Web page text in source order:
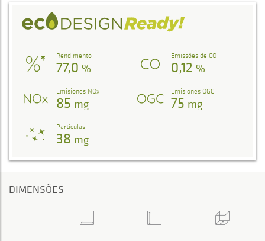
Rendimento
77,0 %
Emissões de CO
0,12 %
Emisiones NOx
85 mg
Emisiones OGC
75 mg
Partículas
38 mg
DIMENSÕES